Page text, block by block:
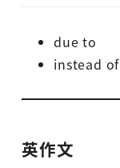
due to
instead of
英作文